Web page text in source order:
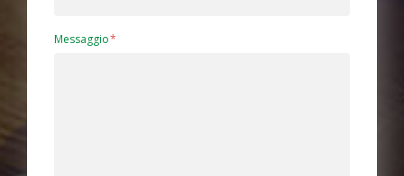
Messaggio